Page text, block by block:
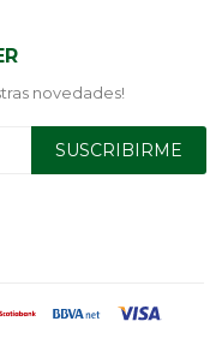
novedades!
SUSCRIBIRME